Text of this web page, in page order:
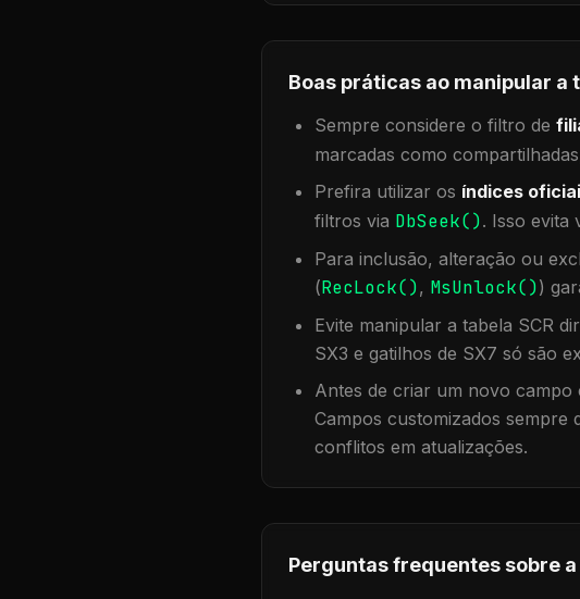
Boas práticas ao manipular a
Sempre considere o filtro de
marcadas como
Prefira utilizar os índices
filtros via DbSeek(). Isso evita
Para inclusão, alteração ou
(RecLock(), MsUnlock())
Evite manipular a tabela SCR
SX3 e gatilhos de SX7 só são
Antes de criar um novo campo
Campos customizados sempre
conflitos em atualizações.
Perguntas frequentes sobre